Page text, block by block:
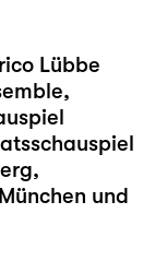
Lübbe
und